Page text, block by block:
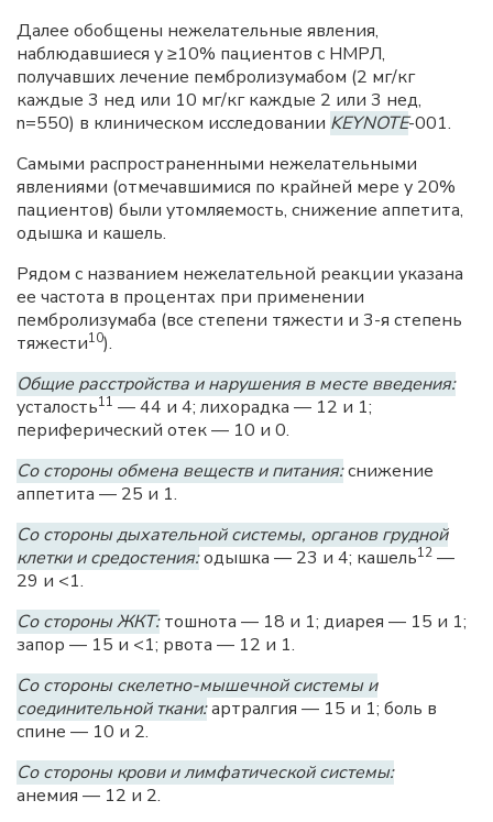
Далее обобщены нежелательные явления,
наблюдавшиеся у ≥10% пациентов с HMPЛ,
получавших лечение пембролизумабом (2 мг/кг
каждые 3 нед или 10 мг/кг каждые 2 или 3 нед,
n=550) в клиническом исследовании KEYNOTE-001.
Самыми распространенными нежелательными
явлениями (отмечавшимися по крайней мере у 20%
пациентов) были утомляемость, снижение аппетита,
одышка и кашель.
Рядом с названием нежелательной реакции указана
ее частота в процентах при применении
пембролизумаба (все степени тяжести и 3-я степень
тяжести10).
Общие расстройства и нарушения в месте введения:
усталость11 — 44 и 4; лихорадка — 12 и 1;
периферический отек — 10 и 0.
Со стороны обмена веществ и питания:снижение
аппетита — 25 и 1.
Со стороны дыхательной системы, органов грудной
клетки и средостения:одышка — 23 и 4; кашель12 —
29 и <1.
Со стороны ЖКТ:тошнота — 18 и 1; диарея — 15 и 1;
запор — 15 и <1; рвота — 12 и 1.
Со стороны скелетно-мышечной системы и
соединительной ткани:артралгия — 15 и 1; боль в
спине — 10 и 2.
Со стороны крови и лимфатической системы:
анемия — 12 и 2.